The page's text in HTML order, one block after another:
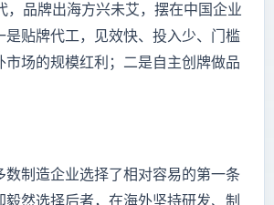
，品牌出海方兴未艾，摆在中国企业
是贴牌代工，见效快、投入少、门槛
市场的规模红利；二是自主创牌做品
数制造企业选择了相对容易的第一条
毅然选择后者，在海外坚持研发、制